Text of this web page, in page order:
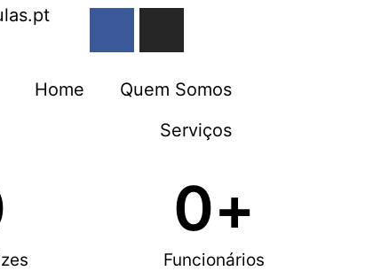
Home
Quem Somos
Serviços
Funcionários
0+